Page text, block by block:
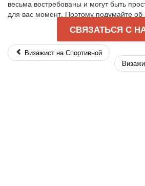
весьма востребованы и могут быть
для вас момент. Поэтому подумайте об
СВЯЗАТЬСЯ С
Визажист на Спортивной